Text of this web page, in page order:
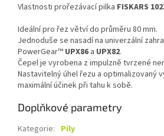
Vlastnosti prořezávací pilka FISKARS
Ideální pro řez větví do průměru 80 mm.
Jednoduše se nasadí na univerzální
PowerGear™ UPX86 a UPX82.
Čepel je vyrobena z impulzně tvrzené
Nastavitelný úhel řezu a optimalizovaný
maximální účinek při tahu k sobě.
Doplňkové parametry
Kategorie: Pily